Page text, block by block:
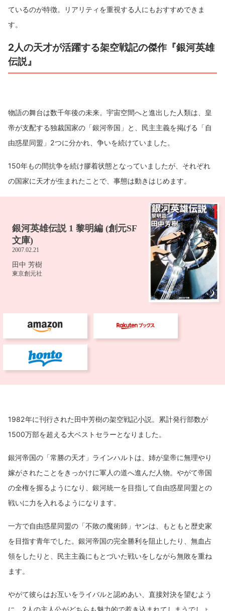
ているのが特徴。リアリティを重視する人にもおすすめできま
す。
2人の天才が活躍する架空戦記の傑作『銀河英雄
伝説』
物語の舞台は数千年後の未来。宇宙空間へと進出した人類は、皇
帝が支配する独裁国家の「銀河帝国」と、民主主義を掲げる「自
由惑星同盟」2つに分かれ、争いを続けていました。
150年もの間抗争を続け膠着状態となっていましたが、それぞれ
の国家に天才が生まれたことで、事態は動きはじめます。
1982年に刊行された田中芳樹の架空戦記小説。累計発行部数が
1500万部を超える大ベストセラーとなりました。
銀河帝国の「常勝の天才」ラインハルトは、姉が皇帝に無理やり
嫁がされたことをきっかけに軍人の道へ進んだ人物。やがて帝国
の全権を握るようになり、銀河統一を目指して自由惑星同盟との
戦いに力を入れるようになります。
一方で自由惑星同盟の「不敗の魔術師」ヤンは、もともと歴史家
を目指す青年でした。銀河帝国の完全勝利を阻止したり、無血占
領をしたりと、民主主義にもとづいた戦いをしながら無敗を重ね
ます。
やがて彼らはお互いをライバルと認めあい、直接対決を望むよう
に。2人の主人公がどちらも魅力的で惹き込まれてしまうでしょ